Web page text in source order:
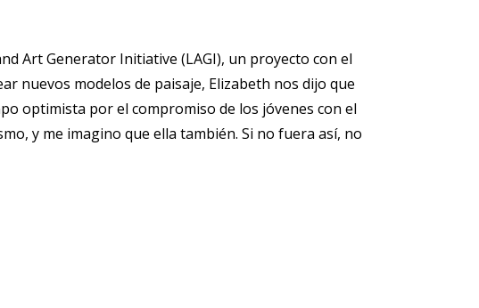
Art Generator Initiative (LAGI), un proyecto con el
nuevos modelos de paisaje, Elizabeth nos dijo que
optimista por el compromiso de los jóvenes con el
y me imagino que ella también. Si no fuera así, no